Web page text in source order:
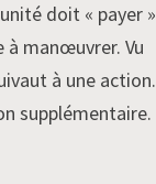
doit « payer »
à manœuvrer. Vu
à une action.
supplémentaire.